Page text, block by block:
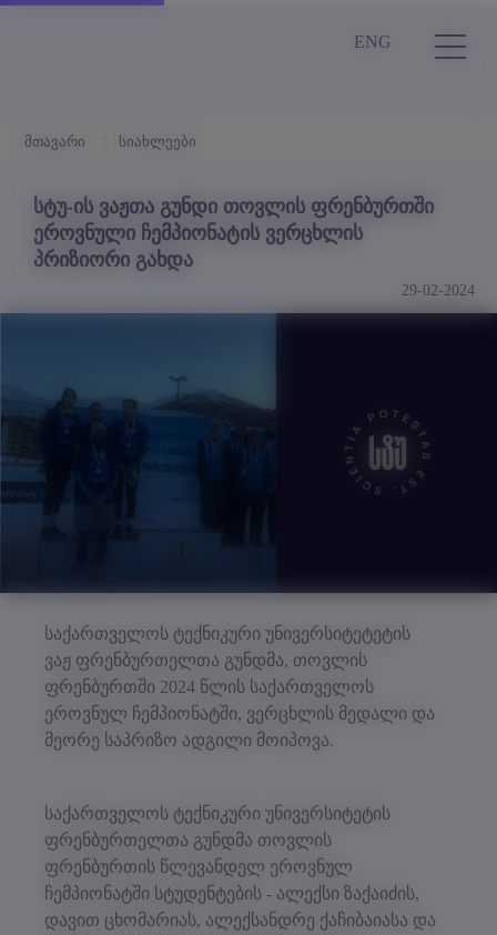
ENG
მთავარი სიახლეები
სტუ-ის ვაჟთა გუნდი თოვლის ფრენბურთში
ეროვნული ჩემპიონატის ვერცხლის
პრიზიორი გახდა
29-02-2024
საქართველოს ტექნიკური უნივერსიტეტეტის
ვაჟ ფრენბურთელთა გუნდმა, თოვლის
ფრენბურთში 2024 წლის საქართველოს
ეროვნულ ჩემპიონატში, ვერცხლის მედალი და
მეორე საპრიზო ადგილი მოიპოვა.
საქართველოს ტექნიკური უნივერსიტეტის
ფრენბურთელთა გუნდმა თოვლის
ფრენბურთის წლევანდელ ეროვნულ
ჩემპიონატში სტუდენტების - ალექსი ზაქაიძის,
დავით ცხომარიას, ალექსანდრე ქაჩიბაიასა და